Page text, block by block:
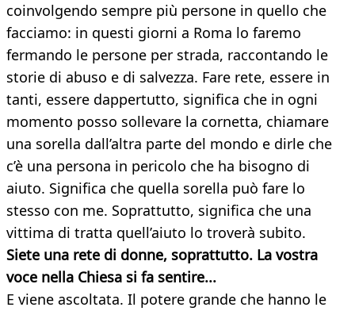
coinvolgendo sempre più persone in quello che
facciamo: in questi giorni a Roma lo faremo
fermando le persone per strada, raccontando le
storie di abuso e di salvezza. Fare rete, essere in
tanti, essere dappertutto, significa che in ogni
momento posso sollevare la cornetta, chiamare
una sorella dall’altra parte del mondo e dirle che
c’è una persona in pericolo che ha bisogno di
aiuto. Significa che quella sorella può fare lo
stesso con me. Soprattutto, significa che una
vittima di tratta quell’aiuto lo troverà subito.
Siete una rete di donne, soprattutto. La vostra
voce nella Chiesa si fa sentire...
E viene ascoltata. Il potere grande che hanno le